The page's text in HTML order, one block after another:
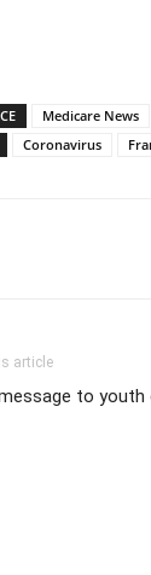
Medicare News
Coronavirus
article
to youth